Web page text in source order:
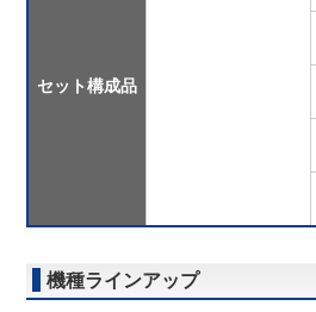
セット構成品
機種ラインアップ